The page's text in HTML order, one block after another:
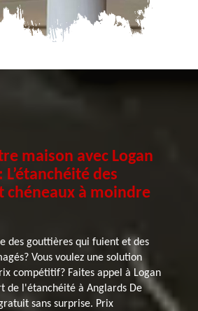
maison avec Logan
des
chéneaux à moindre
des gouttières qui fuient et des
Vous voulez une solution
compétitif? Faites appel à Logan
de l'étanchéité à Anglards De
sans surprise. Prix